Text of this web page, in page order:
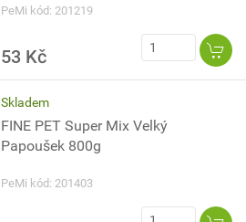
PeMi kód: 201219
53 Kč
Skladem
FINE PET Super Mix Velký
Papoušek 800g
PeMi kód: 201403